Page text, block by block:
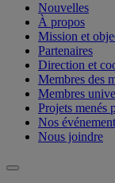
Nouvelles
À propos
Mission et
Partenaires
Direction et
Membres des
Membres
Projets menés
Nos
Nous joindre